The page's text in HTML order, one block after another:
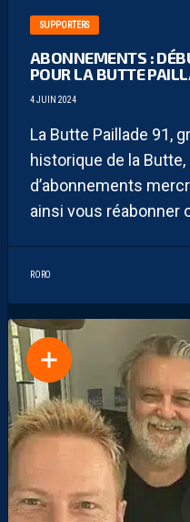
SUPPORTERS
ABONNEMENTS :
POUR LA BUTTE
4 JUIN 2024
La Butte Paillade 91,
historique de la
d’abonnements
ainsi vous réabonner
RORO